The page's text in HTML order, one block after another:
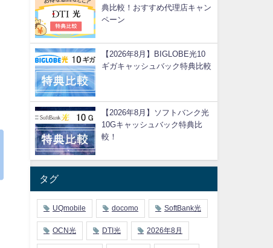
典比較！おすすめ代理店キャン
ペーン
【2026年8月】BIGLOBE光10
ギガキャッシュバック特典比較
【2026年8月】ソフトバンク光
10Gキャッシュバック特典比
較！
タグ
UQmobile docomo SoftBank光
OCN光 DTI光 2026年8月